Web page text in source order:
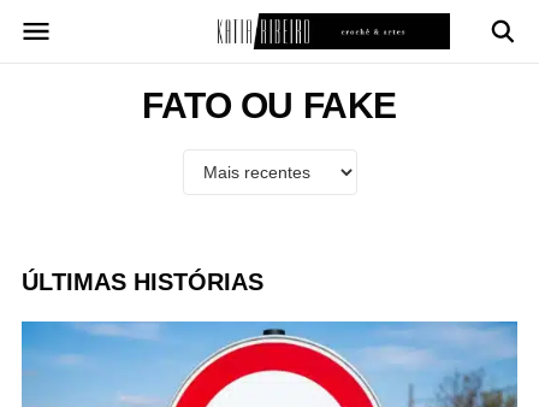
para
FATO OU FAKE
ÚLTIMAS HISTÓRIAS